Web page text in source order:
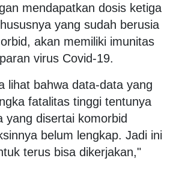
mendapatkan dosis ketiga
yang sudah berusia
akan memiliki imunitas
virus Covid-19.
lihat bahwa data-data yang
fatalitas tinggi tentunya
yang disertai komorbid
belum lengkap. Jadi ini
terus bisa dikerjakan,"